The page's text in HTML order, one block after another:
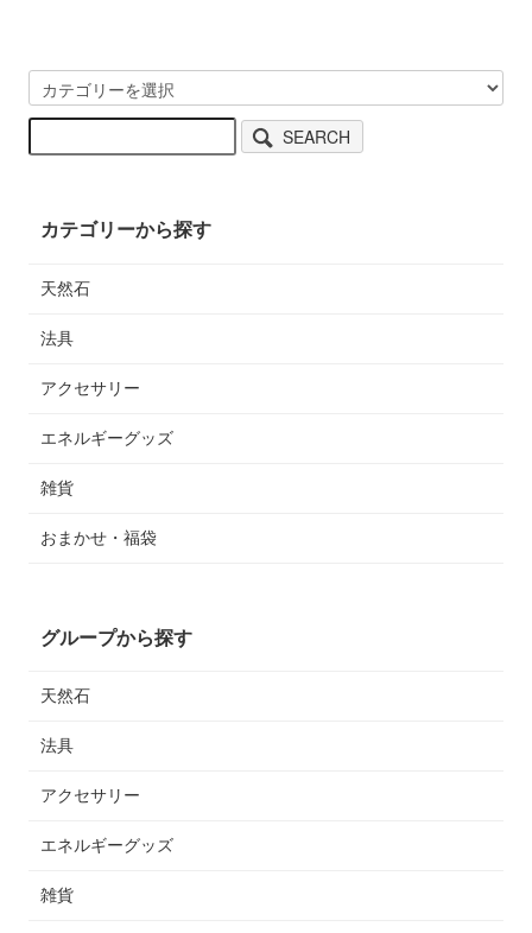
SEARCH
カテゴリーから探す
天然石
法具
アクセサリー
エネルギーグッズ
雑貨
おまかせ・福袋
グループから探す
天然石
法具
アクセサリー
エネルギーグッズ
雑貨